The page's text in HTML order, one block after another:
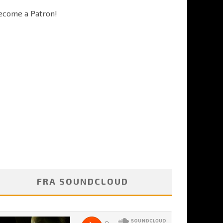
a Patron!
FRA SOUNDCLOUD